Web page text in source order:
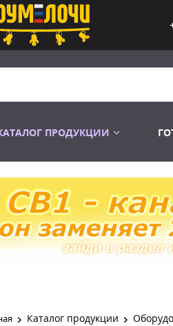
ПРОДУКЦИИ
Распродажа
Каталог продукции